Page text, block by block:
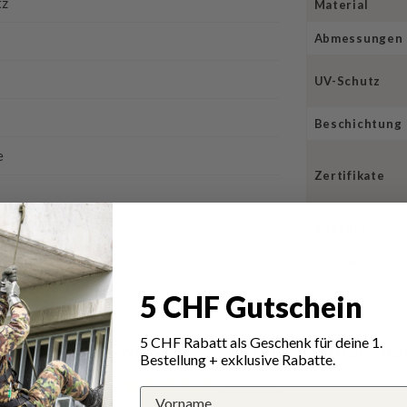
Material
Abmessungen
UV-Schutz
Beschichtung
Zertifikate
für Swiss Eye Schutzbrille
5.00 von 5
Total 3 Bewertungen
5 CHF Gutschein
5 CHF Rabatt als Geschenk für deine 1.
Bestellung + exklusive Rabatte.